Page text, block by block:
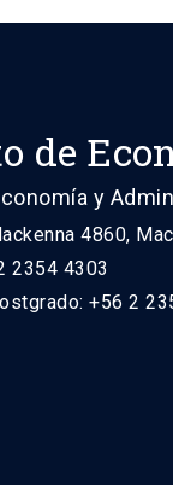
de
y
4860,
2354 4303
+56 2